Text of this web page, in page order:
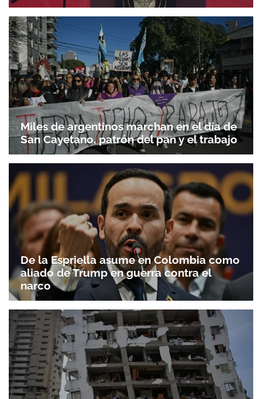
Miles de argentinos marchan en el día de
San Cayetano, patrón del pan y el trabajo
De la Espriella asume en Colombia como
aliado de Trump en guerra contra el
narco